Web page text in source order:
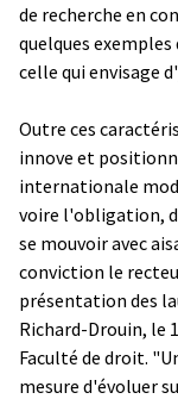
de recherche en
quelques exemples
celle qui envisage
Outre ces
innove et
internationale
voire l'obligation,
se mouvoir avec
conviction le
présentation des
Richard-Drouin, le
Faculté de droit.
mesure d'évoluer